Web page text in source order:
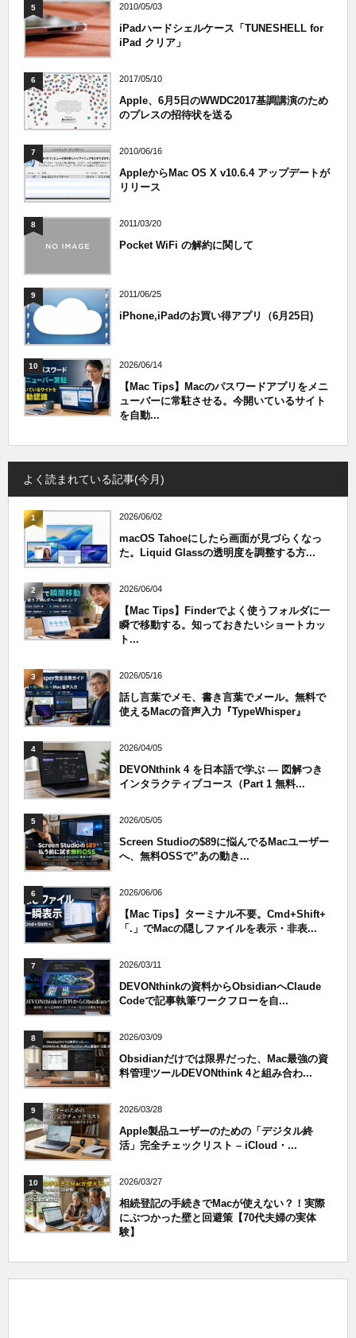
5 2010/05/03
iPadハードシェルケース「TUNESHELL for
iPad クリア」
6 2017/05/10
Apple、6月5日のWWDC2017基調講演のため
のプレスの招待状を送る
7 2010/06/16
AppleからMac OS X v10.6.4 アップデートが
リリース
8 2011/03/20
Pocket WiFi の解約に関して
9 2011/06/25
iPhone,iPadのお買い得アプリ（6月25日)
10 2026/06/14
【Mac Tips】Macのパスワードアプリをメニ
ューバーに常駐させる。今開いているサイト
を自動...
よく読まれている記事(今月)
1 2026/06/02
macOS Tahoeにしたら画面が見づらくなっ
た。Liquid Glassの透明度を調整する方...
2 2026/06/04
【Mac Tips】Finderでよく使うフォルダに一
瞬で移動する。知っておきたいショートカッ
ト...
3 2026/05/16
話し言葉でメモ、書き言葉でメール。無料で
使えるMacの音声入力『TypeWhisper』
4 2026/04/05
DEVONthink 4 を日本語で学ぶ — 図解つき
インタラクティブコース（Part 1 無料...
5 2026/05/05
Screen Studioの$89に悩んでるMacユーザー
へ、無料OSSで”あの動き...
6 2026/06/06
【Mac Tips】ターミナル不要。Cmd+Shift+
「.」でMacの隠しファイルを表示・非表...
7 2026/03/11
DEVONthinkの資料からObsidianへClaude
Codeで記事執筆ワークフローを自...
8 2026/03/09
Obsidianだけでは限界だった、Mac最強の資
料管理ツールDEVONthink 4と組み合わ...
9 2026/03/28
Apple製品ユーザーのための「デジタル終
活」完全チェックリスト – iCloud・...
10 2026/03/27
相続登記の手続きでMacが使えない？！実際
にぶつかった壁と回避策【70代夫婦の実体
験】